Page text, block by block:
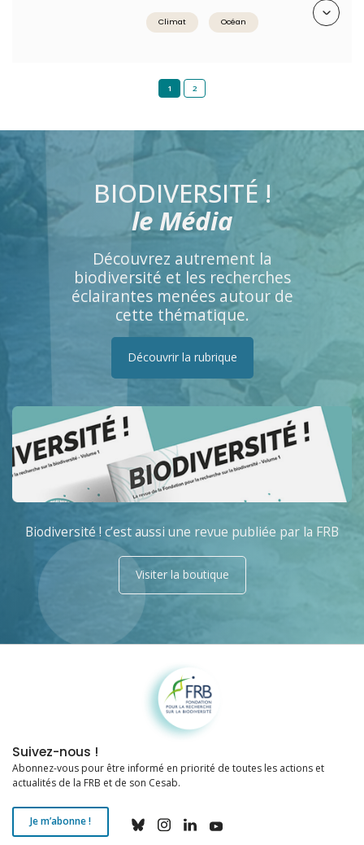
Climat Océan
1 2
BIODIVERSITÉ !
le Média
Découvrez autrement la
biodiversité et les recherches
éclairantes menées autour de
cette thématique.
Découvrir la rubrique
Biodiversité ! c’est aussi une revue publiée par la FRB
Visiter la boutique
Fondation pour la recherche sur la biodiversité
Suivez-nous !
Abonnez-vous pour être informé en priorité de toutes les actions et
actualités de la FRB et de son Cesab.
Je m’abonne !